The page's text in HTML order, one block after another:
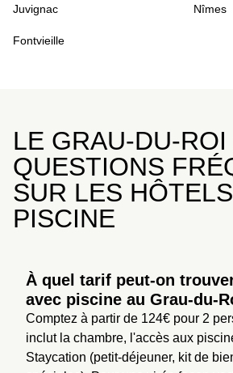
Juvignac Nîmes
Fontvieille
LE GRAU-DU-ROI
QUESTIONS
SUR LES
PISCINE
À quel tarif peut-on
avec piscine au Grau-du-
Comptez à partir de 124€ pour 2
inclut la chambre, l'accès aux
Staycation (petit-déjeuner, kit de